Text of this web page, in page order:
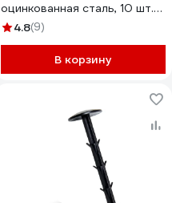
оцинкованная сталь, 10 шт.
1940-10
4.8(9)
В корзину